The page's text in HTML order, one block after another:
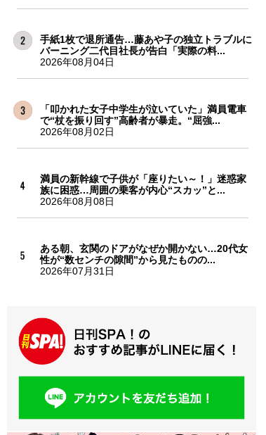
手紙1枚で退所通告…藤あや子の独立トラブルに
バーニング二代目社長が告白「実際の料...
2026年08月04日
「叩かれた女子中学生が泣いていた」満員電車
で“杖を振り回す”高齢者が暴走。“屈強...
2026年08月02日
満員の新幹線で子供が「座りたい～！」迷惑家
族に困惑…周囲の乗客が内心“スカッ”と...
2026年08月08日
ある朝、玄関のドアがなぜか開かない…20代女
性が“数センチの隙間”から見たものの...
2026年07月31日